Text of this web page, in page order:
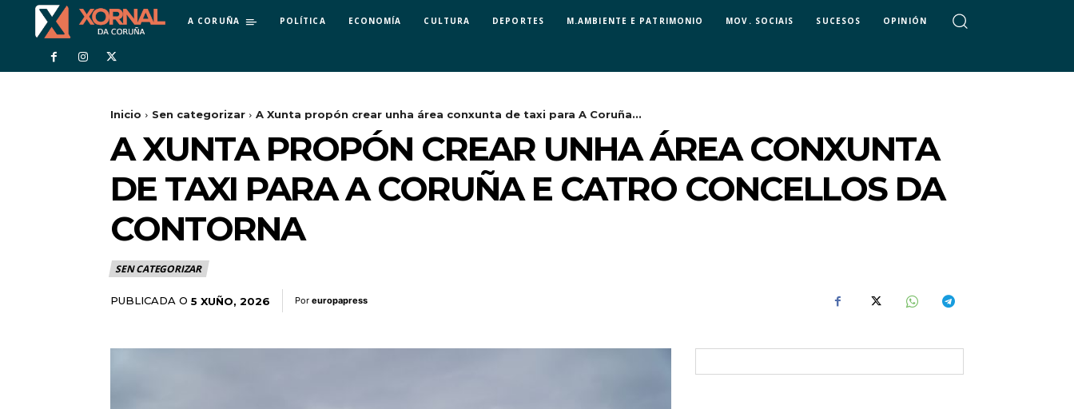
A CORUÑA POLÍTICA ECONOMÍA CULTURA DEPORTES M.AMBIENTE E PATRIMONIO MOV. SOCIAIS SUCESOS OPINIÓN
Inicio Sen categorizar A Xunta propón crear unha área conxunta de taxi para A Coruña...
A XUNTA PROPÓN CREAR UNHA ÁREA CONXUNTA
DE TAXI PARA A CORUÑA E CATRO CONCELLOS DA
CONTORNA
SEN CATEGORIZAR
PUBLICADA O 5 XUÑO, 2026 Por europapress